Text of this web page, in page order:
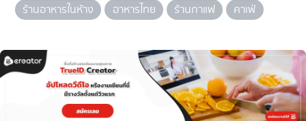
ร้านอาหารในห้าง
อาหารไทย ร้านกาแฟ คาเฟ่